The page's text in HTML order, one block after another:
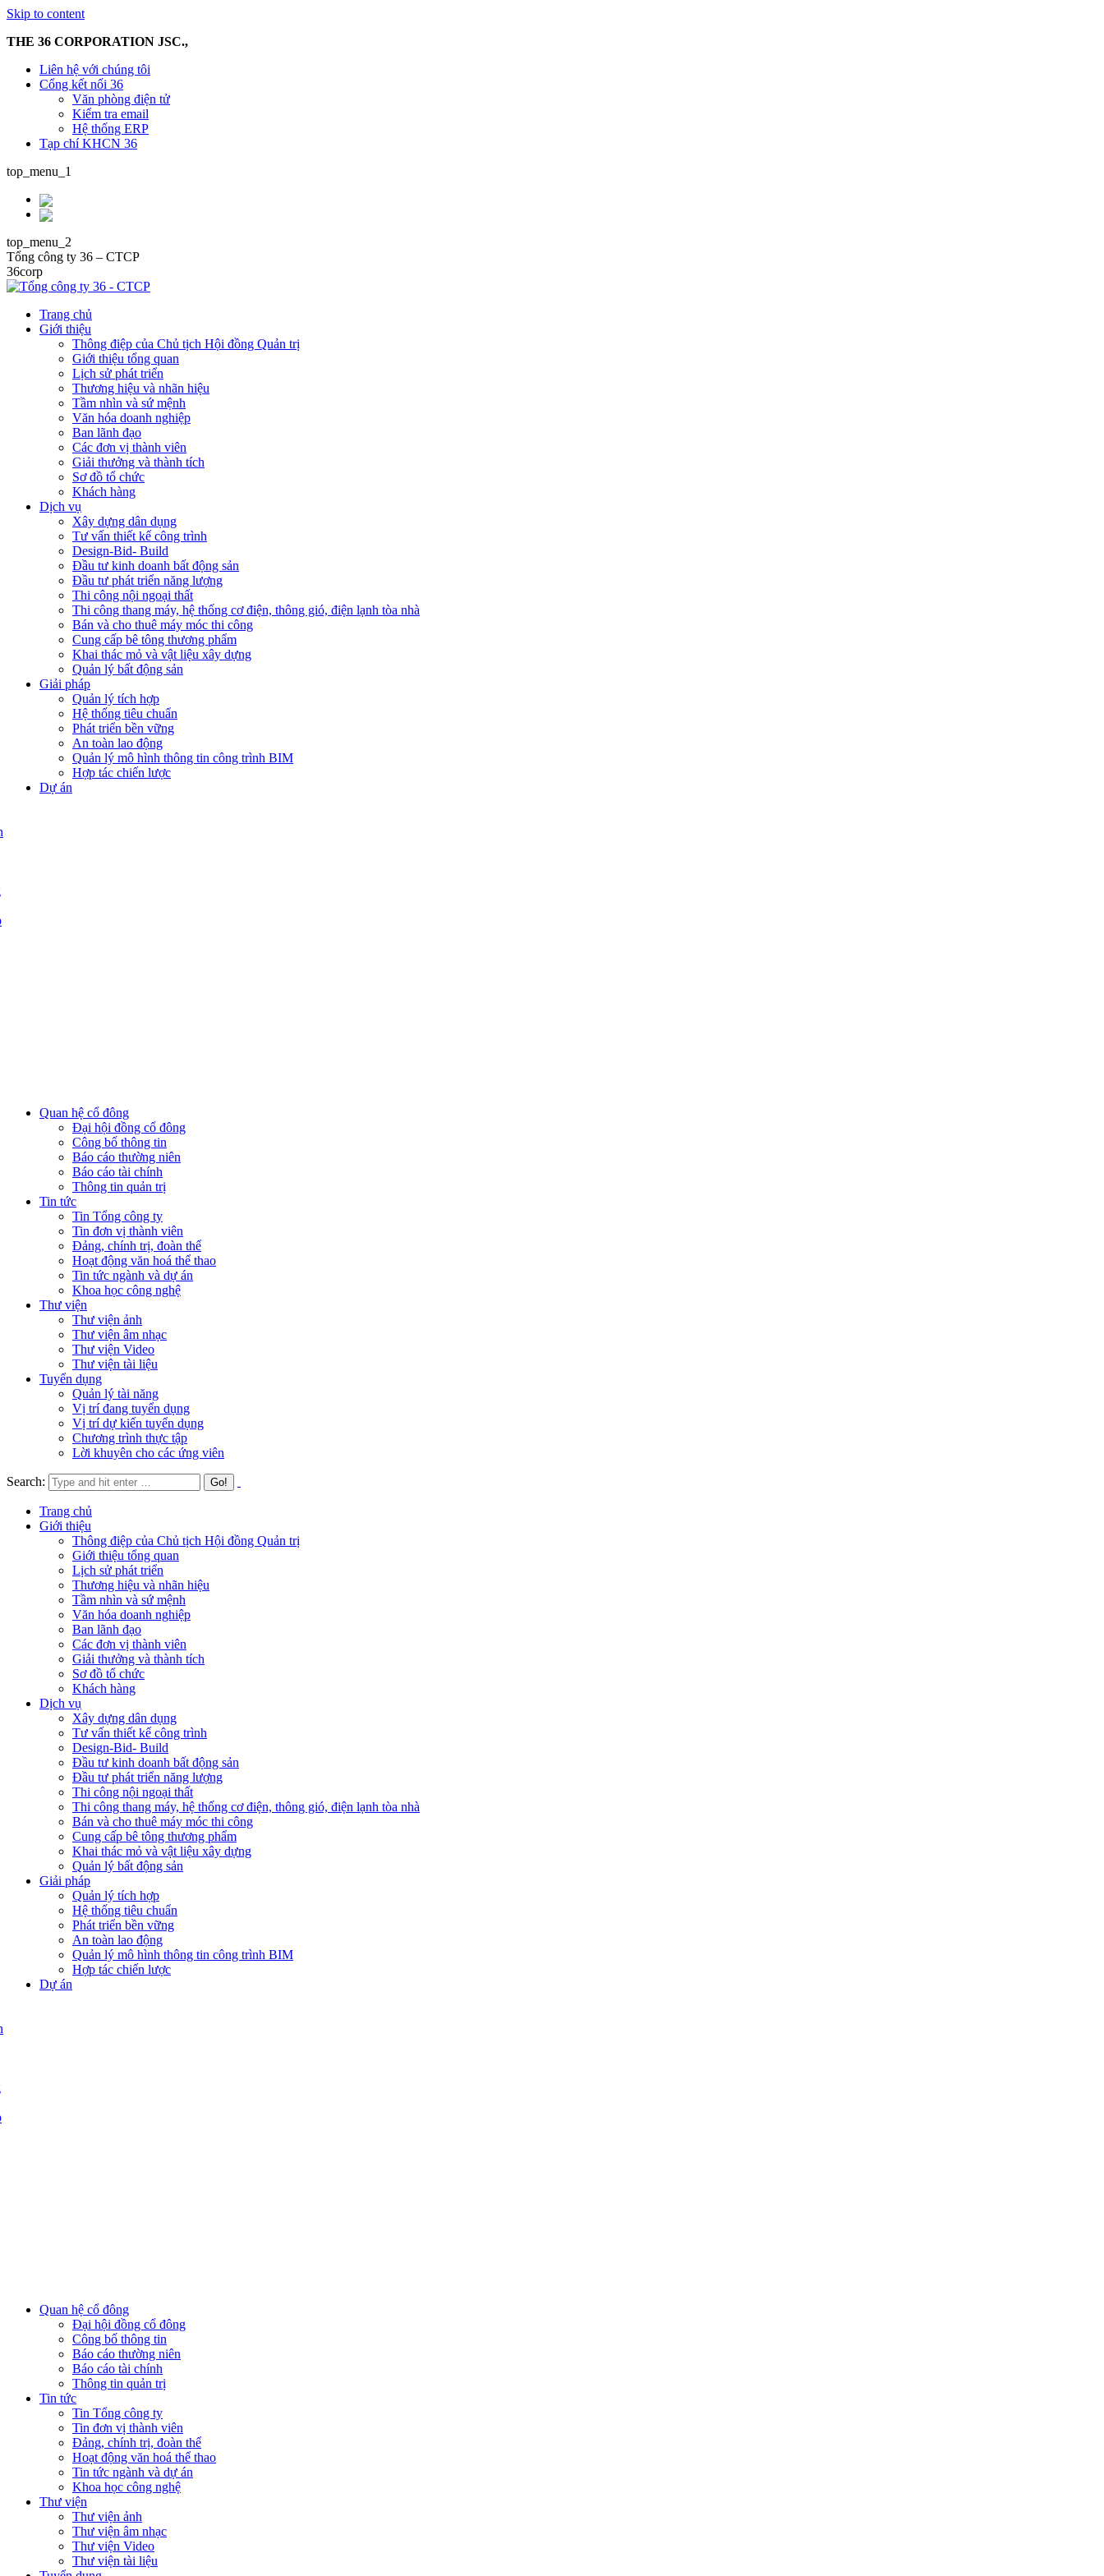
Skip to content
THE 36 CORPORATION JSC.,
Liên hệ với chúng tôi
Cổng kết nối 36
Văn phòng điện tử
Kiểm tra email
Hệ thống ERP
Tạp chí KHCN 36
top_menu_1
top_menu_2
Tổng công ty 36 – CTCP
36corp
Trang chủ
Giới thiệu
Thông điệp của Chủ tịch Hội đồng Quản trị
Giới thiệu tổng quan
Lịch sử phát triển
Thương hiệu và nhãn hiệu
Tầm nhìn và sứ mệnh
Văn hóa doanh nghiệp
Ban lãnh đạo
Các đơn vị thành viên
Giải thưởng và thành tích
Sơ đồ tổ chức
Khách hàng
Dịch vụ
Xây dựng dân dụng
Tư vấn thiết kế công trình
Design-Bid- Build
Đầu tư kinh doanh bất động sản
Đầu tư phát triển năng lượng
Thi công nội ngoại thất
Thi công thang máy, hệ thống cơ điện, thông gió, điện lạnh tòa nhà
Bán và cho thuê máy móc thi công
Cung cấp bê tông thương phẩm
Khai thác mỏ và vật liệu xây dựng
Quản lý bất động sản
Giải pháp
Quản lý tích hợp
Hệ thống tiêu chuẩn
Phát triển bền vững
An toàn lao động
Quản lý mô hình thông tin công trình BIM
Hợp tác chiến lược
Dự án
Quan hệ cổ đông
Đại hội đồng cổ đông
Công bố thông tin
Báo cáo thường niên
Báo cáo tài chính
Thông tin quản trị
Tin tức
Tin Tổng công ty
Tin đơn vị thành viên
Đảng, chính trị, đoàn thể
Hoạt động văn hoá thể thao
Tin tức ngành và dự án
Khoa học công nghệ
Thư viện
Thư viện ảnh
Thư viện âm nhạc
Thư viện Video
Thư viện tài liệu
Tuyển dụng
Quản lý tài năng
Vị trí đang tuyển dụng
Vị trí dự kiến tuyển dụng
Chương trình thực tập
Lời khuyên cho các ứng viên
Search:
Trang chủ
Giới thiệu
Thông điệp của Chủ tịch Hội đồng Quản trị
Giới thiệu tổng quan
Lịch sử phát triển
Thương hiệu và nhãn hiệu
Tầm nhìn và sứ mệnh
Văn hóa doanh nghiệp
Ban lãnh đạo
Các đơn vị thành viên
Giải thưởng và thành tích
Sơ đồ tổ chức
Khách hàng
Dịch vụ
Xây dựng dân dụng
Tư vấn thiết kế công trình
Design-Bid- Build
Đầu tư kinh doanh bất động sản
Đầu tư phát triển năng lượng
Thi công nội ngoại thất
Thi công thang máy, hệ thống cơ điện, thông gió, điện lạnh tòa nhà
Bán và cho thuê máy móc thi công
Cung cấp bê tông thương phẩm
Khai thác mỏ và vật liệu xây dựng
Quản lý bất động sản
Giải pháp
Quản lý tích hợp
Hệ thống tiêu chuẩn
Phát triển bền vững
An toàn lao động
Quản lý mô hình thông tin công trình BIM
Hợp tác chiến lược
Dự án
Quan hệ cổ đông
Đại hội đồng cổ đông
Công bố thông tin
Báo cáo thường niên
Báo cáo tài chính
Thông tin quản trị
Tin tức
Tin Tổng công ty
Tin đơn vị thành viên
Đảng, chính trị, đoàn thể
Hoạt động văn hoá thể thao
Tin tức ngành và dự án
Khoa học công nghệ
Thư viện
Thư viện ảnh
Thư viện âm nhạc
Thư viện Video
Thư viện tài liệu